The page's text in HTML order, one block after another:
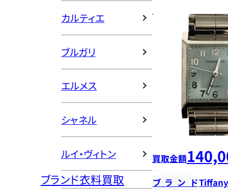
カルティエ
ブルガリ
エルメス
シャネル
ルイ・ヴィトン
ブランド衣料買取
買取金額
ブランド